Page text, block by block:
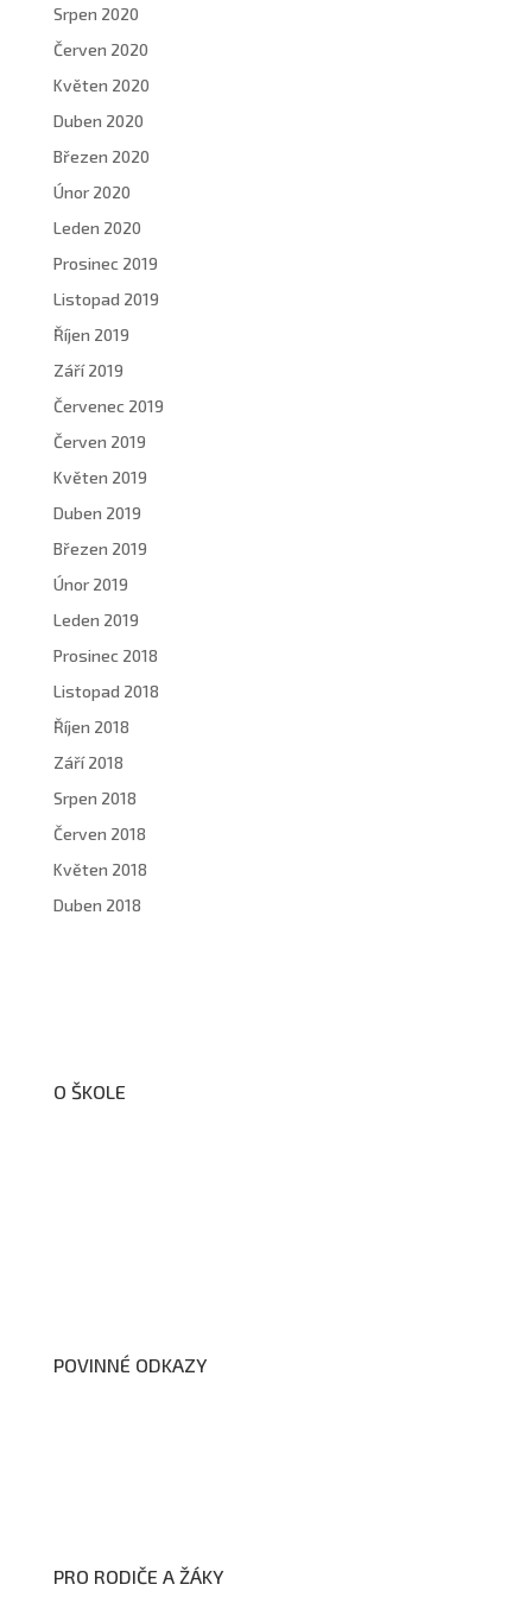
Srpen 2020
Červen 2020
Květen 2020
Duben 2020
Březen 2020
Únor 2020
Leden 2020
Prosinec 2019
Listopad 2019
Říjen 2019
Září 2019
Červenec 2019
Červen 2019
Květen 2019
Duben 2019
Březen 2019
Únor 2019
Leden 2019
Prosinec 2018
Listopad 2018
Říjen 2018
Září 2018
Srpen 2018
Červen 2018
Květen 2018
Duben 2018
O ŠKOLE
POVINNÉ ODKAZY
PRO RODIČE A ŽÁKY